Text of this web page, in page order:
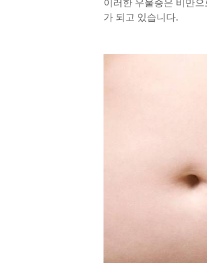
이러한 우울증은 비만
가 되고 있습니다.